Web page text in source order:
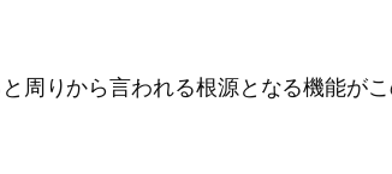
周りから言われる根源となる機能が